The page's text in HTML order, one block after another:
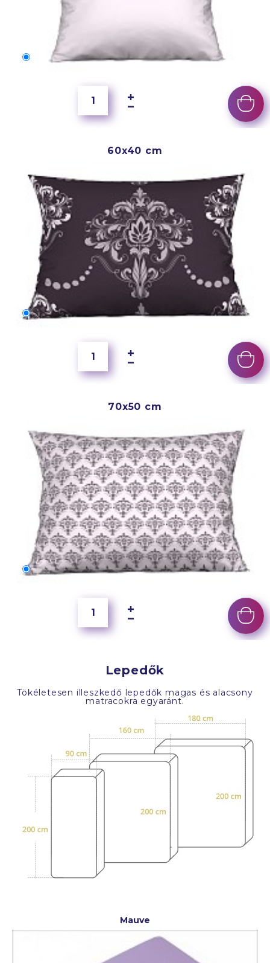
50x40 cm
60x40 cm
60x40 cm
70x50 cm
70x50 cm
Lepedők
Tökéletesen illeszkedő lepedők magas és alacsony
matracokra egyaránt.
Mauve